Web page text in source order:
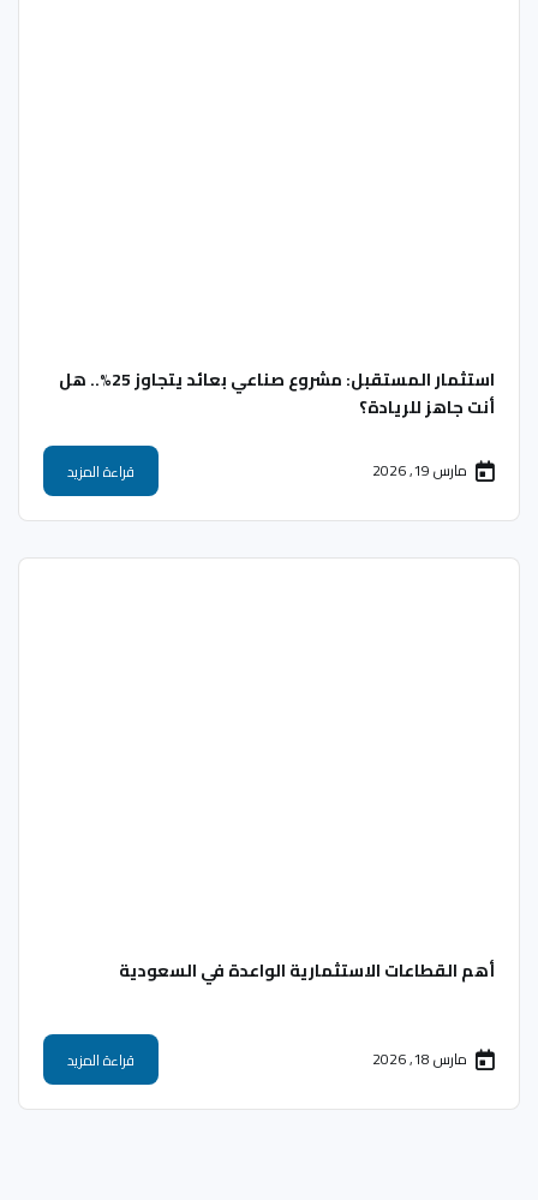
استثمار المستقبل: مشروع صناعي بعائد يتجاوز 25%.. هل
أنت جاهز للريادة؟
مارس 19, 2026 قراءة المزيد
أهم القطاعات الاستثمارية الواعدة في السعودية
مارس 18, 2026 قراءة المزيد